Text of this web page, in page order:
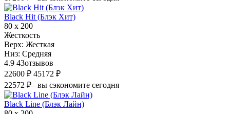
Black Hit (Блэк Хит)
80 х 200
Жесткость
Верх: Жесткая
Низ: Средняя
4.9 43отзывов
22600 ₽ 45172 ₽
22572 ₽– вы сэкономите сегодня
Black Line (Блэк Лайн)